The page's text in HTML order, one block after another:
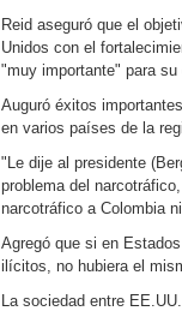
Reid aseguró que el
Unidos con el
"muy importante" para su
Auguró éxitos
en varios países de la
"Le dije al presidente
problema del
narcotráfico a Colombia
Agregó que si en
ilícitos, no hubiera el
La sociedad entre